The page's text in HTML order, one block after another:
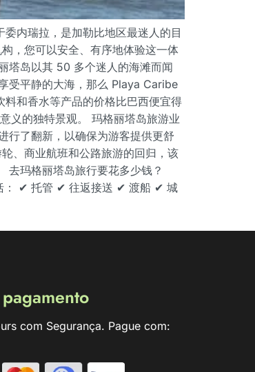
内瑞拉，是加勒比地区最迷人的目
，您可以安全、有序地体验这一体
塔岛以其 50 多个迷人的海滩而闻
受平静的大海，那么 Playa Caribe
和香水等产品的价格比巴西便宜得
义的独特景观。 玛格丽塔岛旅游业
行了翻新，以确保为游客提供更舒
、商业航班和公路旅游的回归，该
去玛格丽塔岛旅行要花多少钱？
： ✔ 托管 ✔ 往返接送 ✔ 渡船 ✔ 城
com Segurança. Pague com: